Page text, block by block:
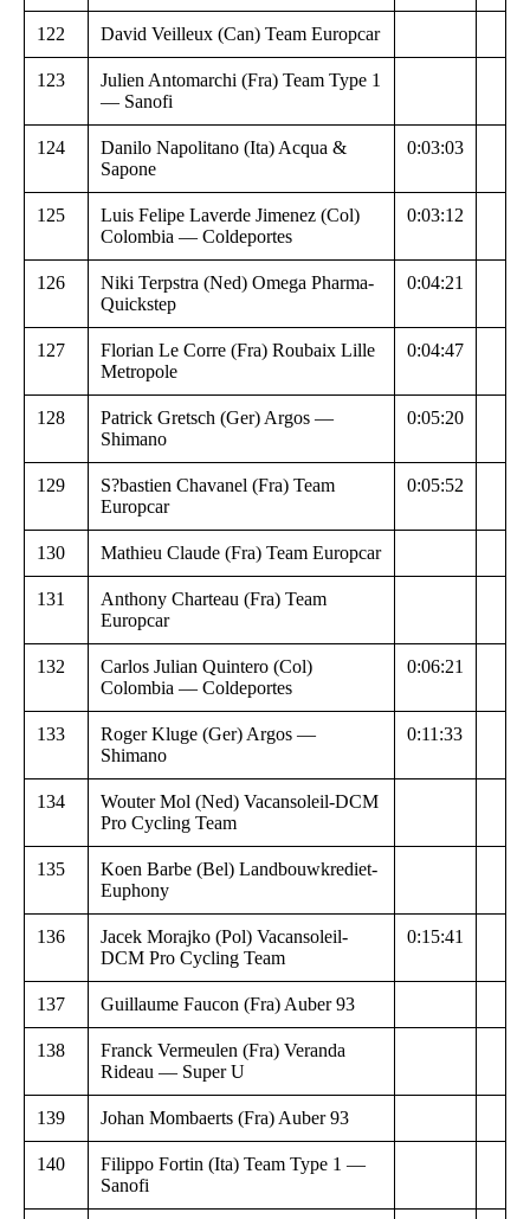
122 David Veilleux (Can) Team Europcar
123
Julien Antomarchi (Fra) Team Type 1
— Sanofi
124
Danilo Napolitano (Ita) Acqua &
Sapone
0:03:03
125
Luis Felipe Laverde Jimenez (Col)
Colombia — Coldeportes
0:03:12
126
Niki Terpstra (Ned) Omega Pharma-
Quickstep
0:04:21
127
Florian Le Corre (Fra) Roubaix Lille
Metropole
0:04:47
128
Patrick Gretsch (Ger) Argos —
Shimano
0:05:20
129
S?bastien Chavanel (Fra) Team
Europcar
0:05:52
130 Mathieu Claude (Fra) Team Europcar
131
Anthony Charteau (Fra) Team
Europcar
132
Carlos Julian Quintero (Col)
Colombia — Coldeportes
0:06:21
133
Roger Kluge (Ger) Argos —
Shimano
0:11:33
134
Wouter Mol (Ned) Vacansoleil-DCM
Pro Cycling Team
135
Koen Barbe (Bel) Landbouwkrediet-
Euphony
136
Jacek Morajko (Pol) Vacansoleil-
DCM Pro Cycling Team
0:15:41
137 Guillaume Faucon (Fra) Auber 93
138
Franck Vermeulen (Fra) Veranda
Rideau — Super U
139 Johan Mombaerts (Fra) Auber 93
140
Filippo Fortin (Ita) Team Type 1 —
Sanofi